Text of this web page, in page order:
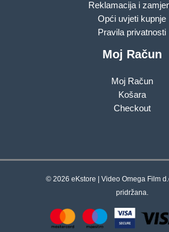
Reklamacija i
Opći uvjeti kupnje
Pravila privatnosti
Moj Račun
Moj Račun
Košara
Checkout
© 2026 eKstore | Video Omega Film
pridržana.